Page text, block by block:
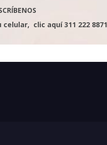
clic aquí 311 222 8871